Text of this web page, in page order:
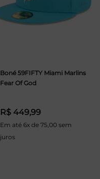
Boné 59FIFTY Miami Marlins
Fear Of God
R$ 449,99
Em até 6x de 75,00 sem
juros